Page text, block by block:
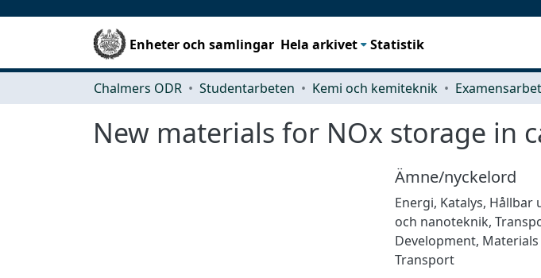
Enheter och samlingar Hela arkivet Statistik
Chalmers ODR Studentarbeten Kemi och kemiteknik
New materials for NOx storage in
Ämne/nyckelord
Energi, Katalys, Hållbar
och nanoteknik,
Development, Materials
Transport